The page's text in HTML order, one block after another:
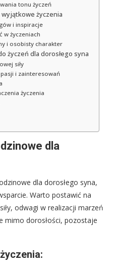
tonu życzeń
życzenia
i inspiracje
w życzeniach
i osobisty charakter
życzeń dla dorosłego syna
siły
i zainteresowań
życzenia
dla
dla dorosłego syna,
Warto postawić na
odwagi w realizacji marzeń
mimo dorosłości, pozostaje